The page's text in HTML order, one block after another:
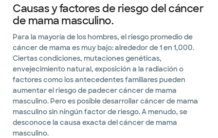
Causas y factores de riesgo del cáncer
de mama masculino.
Para la mayoría de los hombres, el riesgo promedio de
cáncer de mama es muy bajo: alrededor de 1 en 1,000.
Ciertas condiciones, mutaciones genéticas,
envejecimiento natural, exposición a la radiación o
factores como los antecedentes familiares pueden
aumentar el riesgo de padecer cáncer de mama
masculino. Pero es posible desarrollar cáncer de mama
masculino sin ningún factor de riesgo. A menudo, se
desconoce la causa exacta del cáncer de mama
masculino.